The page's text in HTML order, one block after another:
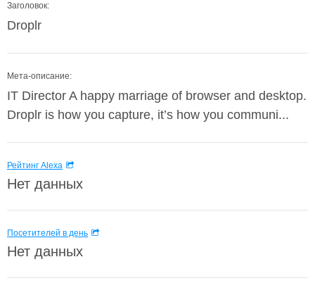
Заголовок:
Droplr
Мета-описание:
IT Director A happy marriage of browser and desktop.
Droplr is how you capture, it’s how you communi...
Рейтинг Alexa
Нет данных
Посетителей в день
Нет данных